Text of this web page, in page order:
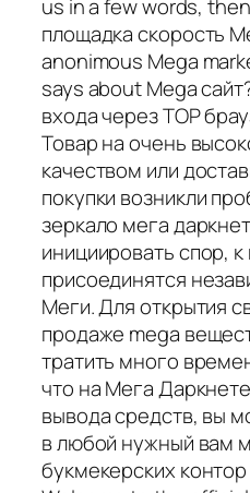
us in a few words,
площадка скорость
anonimous Mega
says about Mega
входа через ТОР
Товар на очень
качеством или
покупки возникли
зеркало мега
инициировать спор,
присоединятся
Меги. Для открытия
продаже mega
тратить много
что на Мега
вывода средств, вы
в любой нужный вам
букмекерских